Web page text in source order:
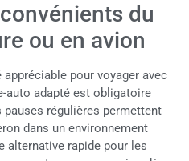
du
ou en avion
pour voyager avec
auto adapté est obligatoire
régulières permettent
dans un environnement
alternative rapide pour les